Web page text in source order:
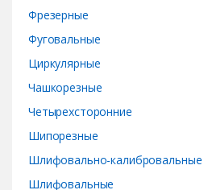
Фрезерные
Фуговальные
Циркулярные
Чашкорезные
Четырехсторонние
Шипорезные
Шлифовально-калибровальные
Шлифовальные